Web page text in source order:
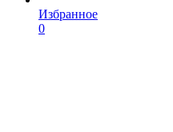
Избранное
0